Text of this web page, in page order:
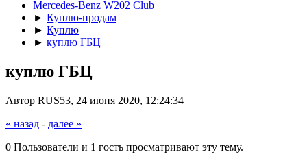
Mercedes-Benz W202 Club
► Куплю-продам
► Куплю
► куплю ГБЦ
куплю ГБЦ
Автор RUS53, 24 июня 2020, 12:24:34
« назад - далее »
0 Пользователи и 1 гость просматривают эту тему.